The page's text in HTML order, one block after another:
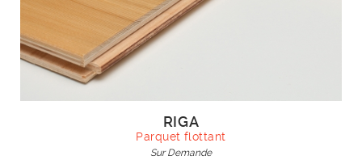
RIGA
Parquet flottant
Sur Demande